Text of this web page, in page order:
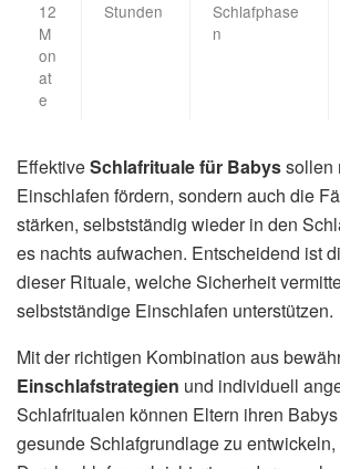
12
M
on
at
e
Stunden
Schlafphase
n
EffektiveSchlafrituale für Babyssollen
Einschlafen fördern, sondern auch die
stärken, selbstständig wieder in den
es nachts aufwachen. Entscheidend ist
dieser Rituale, welche Sicherheit
selbstständige Einschlafen unterstützen.
Mit der richtigen Kombination aus
Einschlafstrategien und individuell
Schlafritualen können Eltern ihren
gesunde Schlafgrundlage zu